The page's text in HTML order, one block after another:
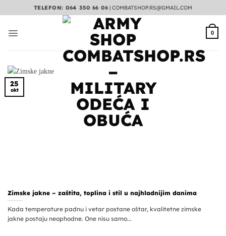
na
TELEFON: 064 350 66 06 |COMBATSHOP.RS@GMAIL.COM
0
Zimske jakne – zaštita, toplina i stil u najhladnijim danima
Kada temperature padnu i vetar postane oštar, kvalitetne zimske
jakne postaju neophodne. One nisu samo...
25
okt